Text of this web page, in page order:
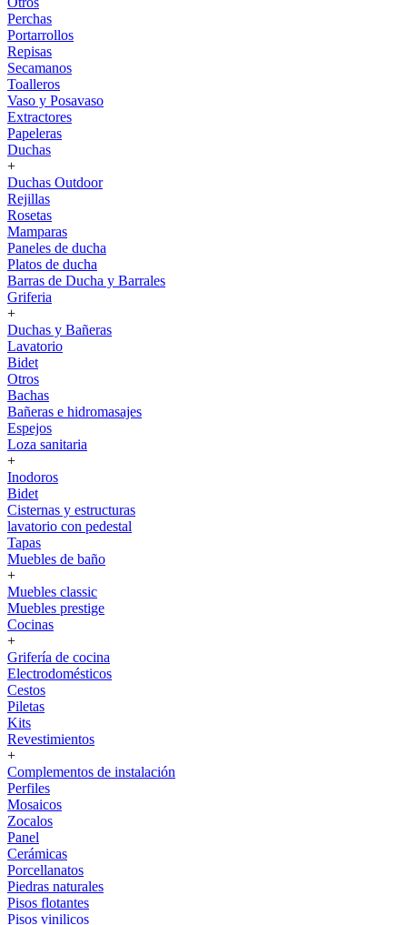
Perchas
Portarrollos
Repisas
Secamanos
Toalleros
Vaso y Posavaso
Extractores
Papeleras
Duchas
+
Duchas Outdoor
Rejillas
Rosetas
Mamparas
Paneles de ducha
Platos de ducha
Barras de Ducha y Barrales
Griferia
+
Duchas y Bañeras
Lavatorio
Bidet
Otros
Bachas
Bañeras e hidromasajes
Espejos
Loza sanitaria
+
Inodoros
Bidet
Cisternas y estructuras
lavatorio con pedestal
Tapas
Muebles de baño
+
Muebles classic
Muebles prestige
Cocinas
+
Grifería de cocina
Electrodomésticos
Cestos
Piletas
Kits
Revestimientos
+
Complementos de instalación
Perfiles
Mosaicos
Zocalos
Panel
Cerámicas
Porcellanatos
Piedras naturales
Pisos flotantes
Pisos vinilicos